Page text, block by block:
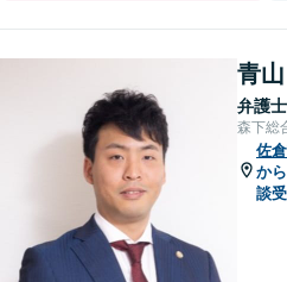
青
弁護士
森下総
佐
か
談